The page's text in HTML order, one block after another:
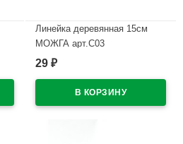
Линейка деревянная 15см
МОЖГА арт.С03
В наличии
29 ₽